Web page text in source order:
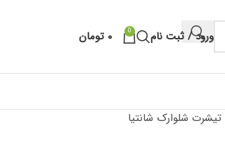
ورود / ثبت نام 0 ۰ تومان
تیشرت شلوارک شانتیا